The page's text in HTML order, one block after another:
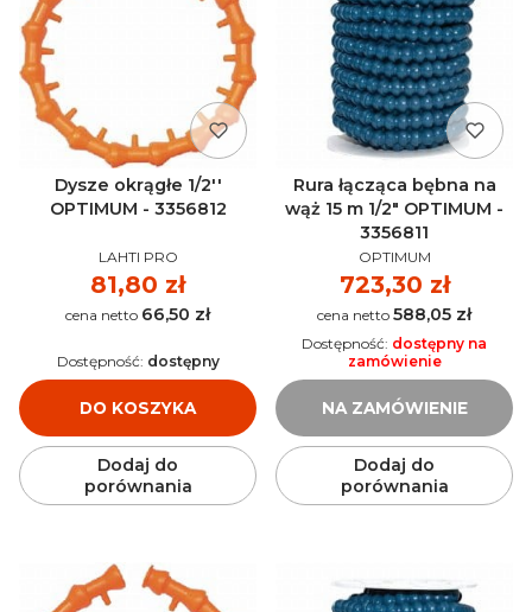
Dysze okrągłe 1/2''
OPTIMUM - 3356812
PRODUCENT
LAHTI PRO
Cena
81,80 zł
Cena 66,50 zł
DO KOSZYKA
Dostępność: dostępny
Dodaj do
porównania
Rura łącząca bębna na
wąż 15 m 1/2" OPTIMUM -
3356811
PRODUCENT
OPTIMUM
Cena
723,30 zł
Cena 588,05 zł
NA ZAMÓWIENIE
Dostępność: dostępny na
zamówienie
Dodaj do
porównania